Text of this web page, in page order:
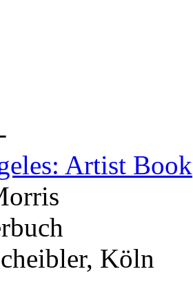
Artist Book
Köln